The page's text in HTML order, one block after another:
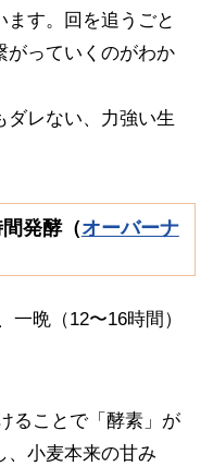
ます。回を追うごと
がっていくのがわか
ダレない、力強い生
発酵（オーバーナ
晩（12〜16時間）
ることで「酵素」が
、小麦本来の甘み